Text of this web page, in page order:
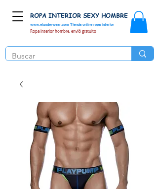
www.elunderwear.com Tienda online ropa interior
ROPA INTERIOR SEXY HOMBRE
Ropa interior hombre, envió gratuito